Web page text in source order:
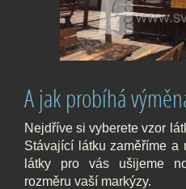
A jak probíhá
Nejdříve sivyberete vzor
Stávající látku zaměříme a
látky pro vás ušijeme
rozměru vaší markýzy.